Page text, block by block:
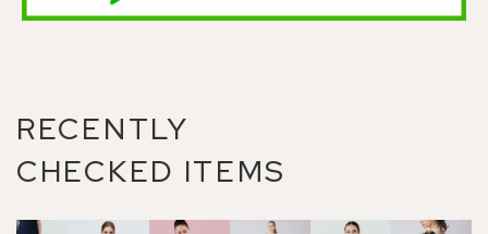
RECENTLY
CHECKED ITEMS